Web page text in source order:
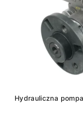
Hydrauliczna